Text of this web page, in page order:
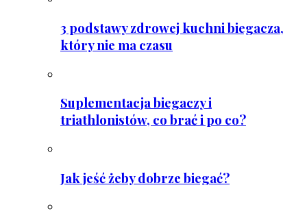
3 podstawy zdrowej kuchni biegacza,
który nie ma czasu
Suplementacja biegaczy i
triathlonistów, co brać i po co?
Jak jeść żeby dobrze biegać?